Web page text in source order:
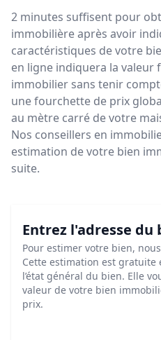
2 minutes suffisent pour
immobilière après avoir
caractéristiques de votre
en ligne indiquera la valeur
immobilier sans tenir
une fourchette de prix
au mètre carré de votre
Nos conseillers en
estimation de votre bien
suite.
Entrez l'adresse du
Pour estimer votre bien,
Cette estimation est gratuite
l’état général du bien. Elle
valeur de votre bien
prix.